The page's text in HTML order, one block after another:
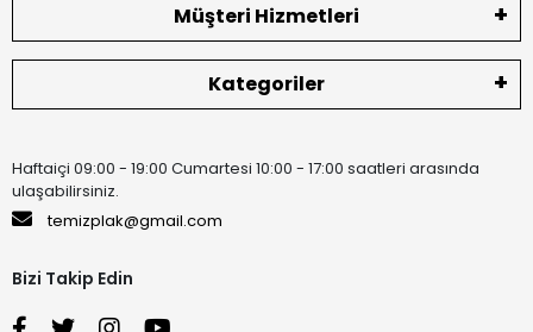
Müşteri Hizmetleri
Kategoriler
Haftaiçi 09:00 - 19:00 Cumartesi 10:00 - 17:00 saatleri arasında
ulaşabilirsiniz.
temizplak@gmail.com
Bizi Takip Edin